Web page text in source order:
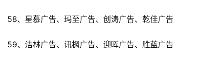
58、星慕广告、玛至广告、创涛广告、乾佳广告
59、洁林广告、讯枫广告、迎晖广告、胜蓝广告